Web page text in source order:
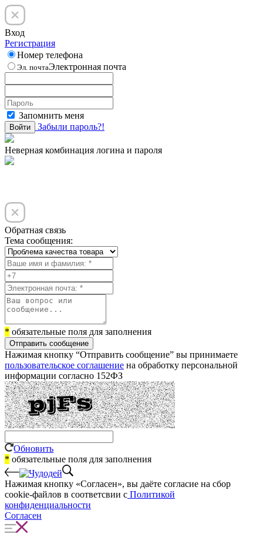
Вход
Регистрация
Номер телефона
Эл. почтаЭлектронная почта
Запомнить меня
Войти Забыли пароль?!
Неверная комбинация логина и пароля
Обратная связь
Тема сообщения:
* обязательные поля для заполнения
Отправить сообщение
Нажимая кнопку “Отправить сообщение” вы принимаете
пользовательское соглашение на обработку персональной
информации согласно 152ФЗ
Обновить
* обязательные поля для заполнения
Нажимая кнопку «Согласен», вы даёте cогласие на сбор
cookie-файлов в соответсвии с Политикой
конфиденциальности
Согласен